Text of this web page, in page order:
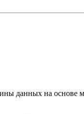
данных на